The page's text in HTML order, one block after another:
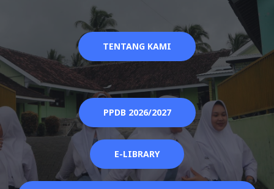
TENTANG KAMI
PPDB 2026/2027
E-LIBRARY